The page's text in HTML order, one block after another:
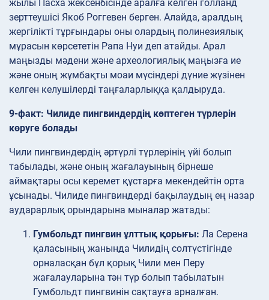
жылы Пасха жексенбісінде аралға келген голланд
зерттеушісі Якоб Роггевен берген. Алайда, аралдың
жергілікті тұрғындары оны олардың полинезиялық
мұрасын көрсететін Рапа Нуи деп атайды. Арал
маңызды мәдени және археологиялық маңызға ие
және оның жұмбақты моаи мүсіндері дүние жүзінен
келген келушілерді таңғаларлыққа қалдыруда.
9-факт: Чилиде пингвиндердің көптеген түрлерін
көруге болады
Чили пингвиндердің әртүрлі түрлерінің үйі болып
табылады, және оның жағалауының бірнеше
аймақтары осы керемет құстарға мекендейтін орта
ұсынады. Чилиде пингвиндерді бақылаудың ең назар
аударарлық орындарына мыналар жатады:
Гумбольдт пингвин ұлттық қорығы: Ла Серена
қаласының жанында Чилидің солтүстігінде
орналасқан бұл қорық Чили мен Перу
жағалауларына тән түр болып табылатын
Гумбольдт пингвинін сақтауға арналған.